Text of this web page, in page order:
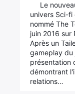
Le
univers Sci-
nommé The
juin 2016 sur
Après un
gameplay du
présentation
démontrant
relations…